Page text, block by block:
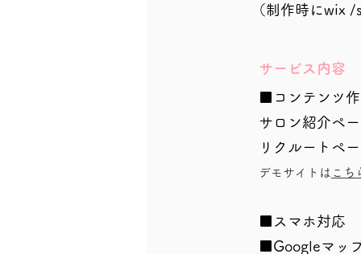
（制作時にwix
サービス内容
■コンテンツ
サロン紹介ペ
リクルートペ
デモサイトは こち
■スマホ対応
■Googleマッ